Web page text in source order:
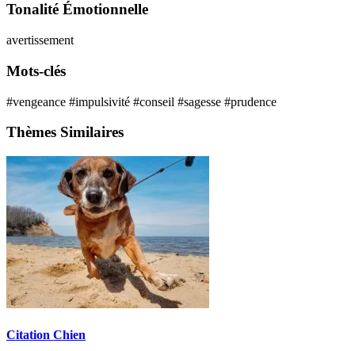
Tonalité Émotionnelle
avertissement
Mots-clés
#vengeance #impulsivité #conseil #sagesse #prudence
Thèmes Similaires
Citation Chien